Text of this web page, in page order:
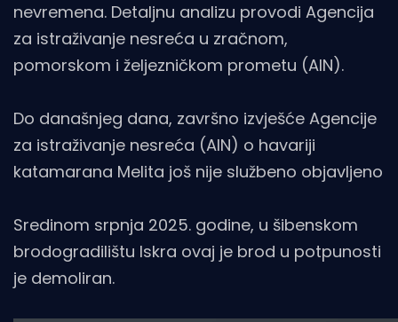
nevremena. Detaljnu analizu provodi Agencija
za istraživanje nesreća u zračnom,
pomorskom i željezničkom prometu (AIN).
Do današnjeg dana, završno izvješće Agencije
za istraživanje nesreća (AIN) o havariji
katamarana Melita još nije službeno objavljeno
Sredinom srpnja 2025. godine, u šibenskom
brodogradilištu Iskra ovaj je brod u potpunosti
je demoliran.